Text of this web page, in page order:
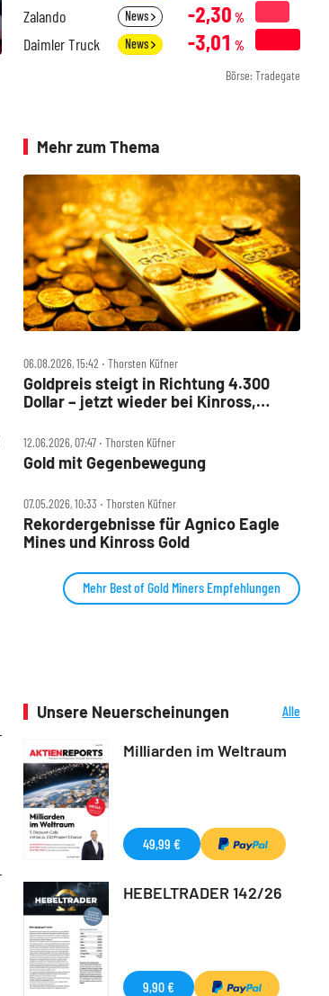
Zalando News -2,30 %
Daimler Truck News -3,01 %
Börse: Tradegate
Mehr zum Thema
06.08.2026, 15:42 ‧ Thorsten Küfner
Goldpreis steigt in Richtung 4.300
Dollar – jetzt wieder bei Kinross,
12.06.2026, 07:47 ‧ Thorsten Küfner
Gold mit Gegenbewegung
07.05.2026, 10:33 ‧ Thorsten Küfner
Rekordergebnisse für Agnico Eagle
Mines und Kinross Gold
Mehr Best of Gold Miners Empfehlungen
Unsere Neuerscheinungen
Alle
Milliarden im Weltraum
49,99 €
HEBELTRADER 142/26
9,90 €